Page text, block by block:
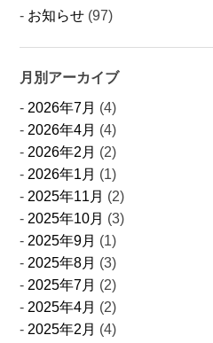
お知らせ (97)
月別アーカイブ
2026年7月 (4)
2026年4月 (4)
2026年2月 (2)
2026年1月 (1)
2025年11月 (2)
2025年10月 (3)
2025年9月 (1)
2025年8月 (3)
2025年7月 (2)
2025年4月 (2)
2025年2月 (4)